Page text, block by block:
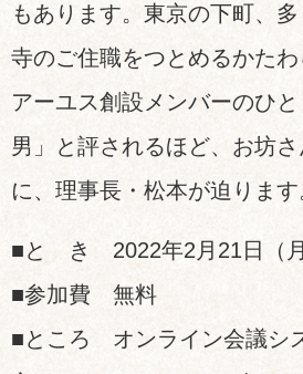
もあります。東京の下町、
寺のご住職をつとめるかた
アーユス創設メンバーのひ
男」と評されるほど、お坊
に、理事長・松本が迫ります
■と き
2022年2月21日（
■参加費 無料
■ところ オンライン会議シ